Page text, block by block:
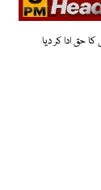
حق ادا کر دیا